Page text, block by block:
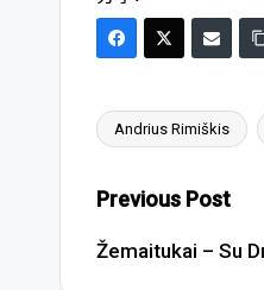
Tags:
Andrius Rimiškis
Post
navigation
Previous Post
Žemaitukai – Su